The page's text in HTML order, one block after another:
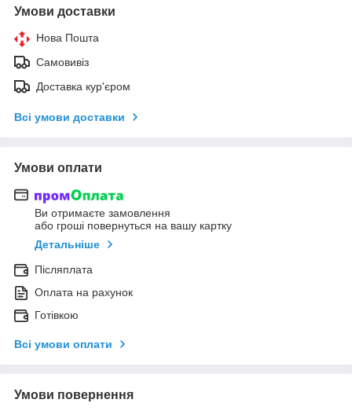
Умови доставки
Нова Пошта
Самовивіз
Доставка кур'єром
Всі умови доставки
Умови оплати
Ви отримаєте замовлення
або гроші повернуться на вашу картку
Детальніше
Післяплата
Оплата на рахунок
Готівкою
Всі умови оплати
Умови повернення